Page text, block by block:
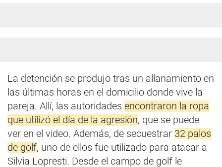
La detención se produjo tras un allanamiento en
las últimas horas en el domicilio donde vive la
pareja. Allí, las autoridades encontraron la ropa
que utilizó el día de la agresión, que se puede
ver en el video. Además, de secuestrar 32 palos
de golf, uno de ellos fue utilizado para atacar a
Silvia Lopresti. Desde el campo de golf le